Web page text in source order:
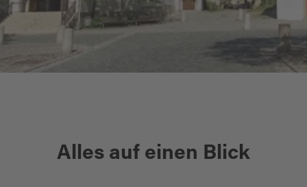
Alles auf einen Blick